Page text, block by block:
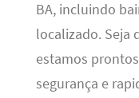
BA, incluindo
localizado. Seja
estamos
segurança e